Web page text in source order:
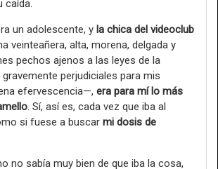
caída.
un adolescente, y la chica del videoclub
veinteañera, alta, morena, delgada y
pechos ajenos a las leyes de la
perjudiciales para mis
efervescencia—, era para mí lo más
. Sí, así es, cada vez que iba al
si fuese a buscar mi dosis de
no sabía muy bien de que iba la cosa,